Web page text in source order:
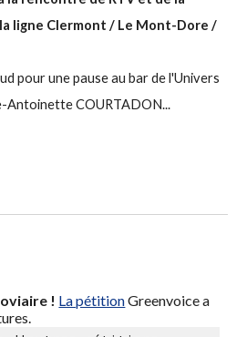
ligne Clermont / Le Mont-Dore /
pour une pause au bar de l'Univers
Antoinette COURTADON...
! La pétitionGreenvoice a